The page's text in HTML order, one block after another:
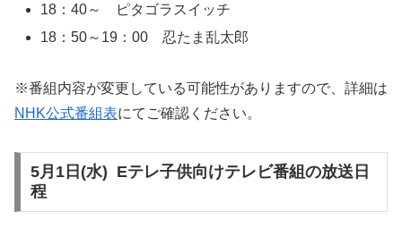
18：40～ ピタゴラスイッチ
18：50～19：00 忍たま乱太郎
※番組内容が変更している可能性がありますので、詳細は
NHK公式番組表にてご確認ください。
5月1日(水) Eテレ子供向けテレビ番組の放送日
程